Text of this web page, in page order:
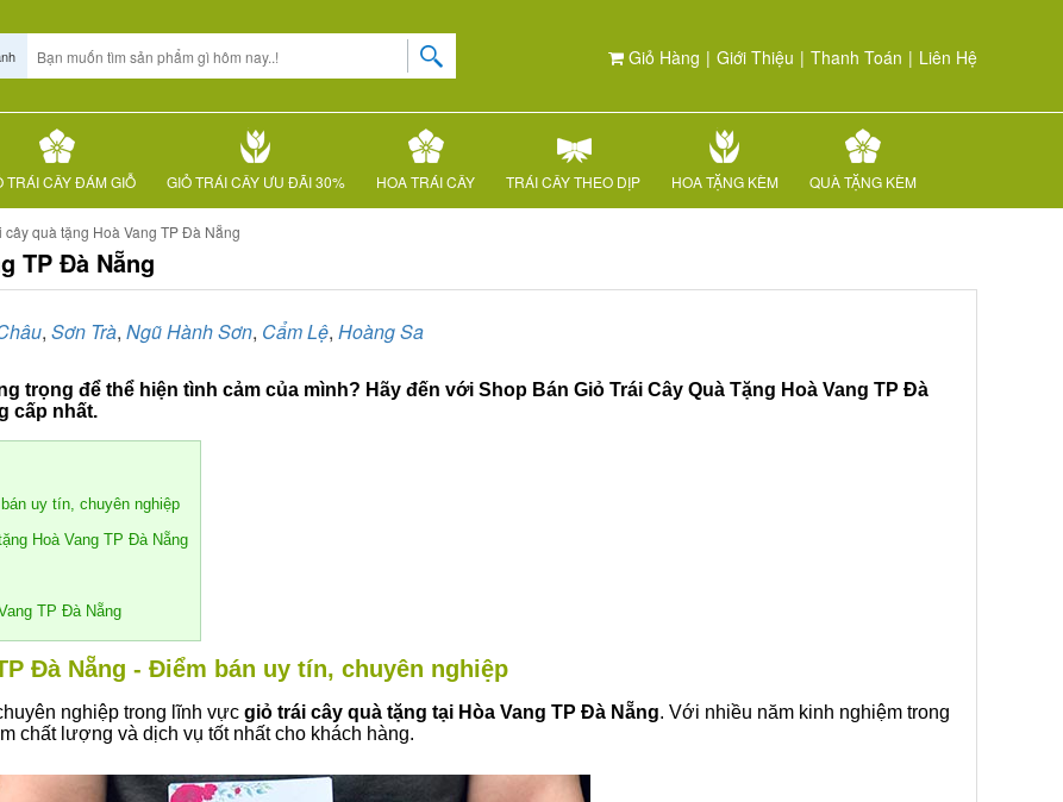
Giỏ Hàng | Giới Thiệu | Thanh Toán | Liên Hệ
TRÁI CÂY ĐÁM GIỖ GIỎ TRÁI CÂY ƯU ĐÃI 30% HOA TRÁI CÂY TRÁI CÂY THEO DỊP HOA TẶNG KÈM QUÀ TẶNG KÈM
cây quà tặng Hoà Vang TP Đà Nẵng
TP Đà Nẵng
, Sơn Trà, Ngũ Hành Sơn, Cẩm Lệ, Hoàng Sa
trọng để thể hiện tình cảm của mình? Hãy đến với Shop Bán Giỏ Trái Cây Quà Tặng Hoà Vang TP Đà
cấp nhất.
uy tín, chuyên nghiệp
Hoà Vang TP Đà Nẵng
TP Đà Nẵng
Đà Nẵng - Điểm bán uy tín, chuyên nghiệp
nghiệp trong lĩnh vực giỏ trái cây quà tặng tại Hòa Vang TP Đà Nẵng. Với nhiều năm kinh nghiệm trong
chất lượng và dịch vụ tốt nhất cho khách hàng.